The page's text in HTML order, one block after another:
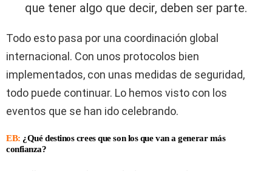
que tener algo que decir, deben ser parte.
Todo esto pasa por una coordinación global
internacional. Con unos protocolos bien
implementados, con unas medidas de seguridad,
todo puede continuar. Lo hemos visto con los
eventos que se han ido celebrando.
EB: ¿Qué destinos crees que son los que van a generar más
confianza?